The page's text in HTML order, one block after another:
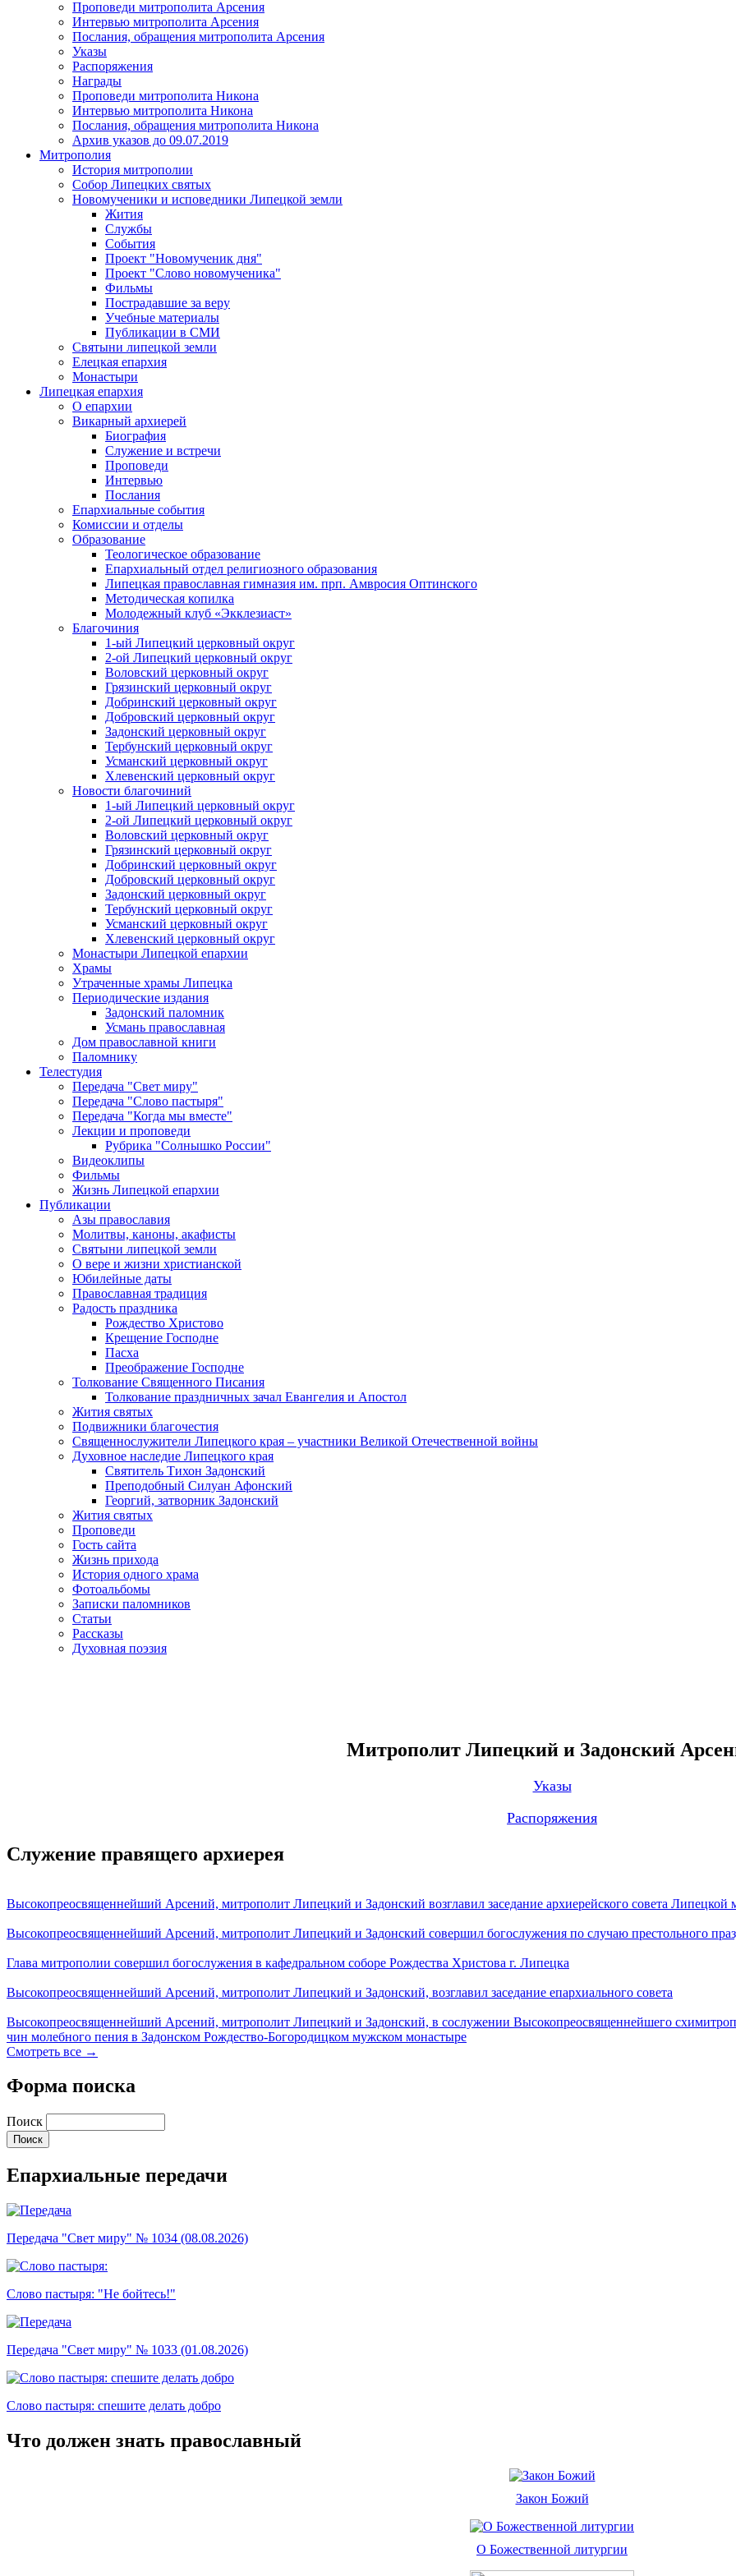
Проповеди митрополита Арсения
Интервью митрополита Арсения
Послания, обращения митрополита Арсения
Указы
Распоряжения
Награды
Проповеди митрополита Никона
Интервью митрополита Никона
Послания, обращения митрополита Никона
Архив указов до 09.07.2019
Митрополия
История митрополии
Собор Липецких святых
Новомученики и исповедники Липецкой земли
Жития
Службы
События
Проект "Новомученик дня"
Проект "Слово новомученика"
Фильмы
Пострадавшие за веру
Учебные материалы
Публикации в СМИ
Святыни липецкой земли
Елецкая епархия
Монастыри
Липецкая епархия
О епархии
Викарный архиерей
Биография
Служение и встречи
Проповеди
Интервью
Послания
Епархиальные события
Комиссии и отделы
Образование
Теологическое образование
Епархиальный отдел религиозного образования
Липецкая православная гимназия им. прп. Амвросия Оптинского
Методическая копилка
Молодежный клуб «Экклезиаст»
Благочиния
1-ый Липецкий церковный округ
2-ой Липецкий церковный округ
Воловский церковный округ
Грязинский церковный округ
Добринский церковный округ
Добровский церковный округ
Задонский церковный округ
Тербунский церковный округ
Усманский церковный округ
Хлевенский церковный округ
Новости благочиний
1-ый Липецкий церковный округ
2-ой Липецкий церковный округ
Воловский церковный округ
Грязинский церковный округ
Добринский церковный округ
Добровский церковный округ
Задонский церковный округ
Тербунский церковный округ
Усманский церковный округ
Хлевенский церковный округ
Монастыри Липецкой епархии
Храмы
Утраченные храмы Липецка
Периодические издания
Задонский паломник
Усмань православная
Дом православной книги
Паломнику
Телестудия
Передача "Свет миру"
Передача "Слово пастыря"
Передача "Когда мы вместе"
Лекции и проповеди
Рубрика "Солнышко России"
Видеоклипы
Фильмы
Жизнь Липецкой епархии
Публикации
Азы православия
Молитвы, каноны, акафисты
Святыни липецкой земли
О вере и жизни христианской
Юбилейные даты
Православная традиция
Радость праздника
Рождество Христово
Крещение Господне
Пасха
Преображение Господне
Толкование Священного Писания
Толкование праздничных зачал Евангелия и Апостол
Жития святых
Подвижники благочестия
Священнослужители Липецкого края – участники Великой Отечественной войны
Духовное наследие Липецкого края
Святитель Тихон Задонский
Преподобный Силуан Афонский
Георгий, затворник Задонский
Жития святых
Проповеди
Гость сайта
Жизнь прихода
История одного храма
Фотоальбомы
Записки паломников
Статьи
Рассказы
Духовная поэзия
Митрополит Липецкий и Задонский
Указы
Распоряжения
Служение правящего архиерея
Высокопреосвященнейший Арсений, митрополит Липецкий и Задонский возглавил заседание архиерейского совета Липецкой
Высокопреосвященнейший Арсений, митрополит Липецкий и Задонский совершил богослужения по случаю престольного
Глава митрополии совершил богослужения в кафедральном соборе Рождества Христова г. Липецка
Высокопреосвященнейший Арсений, митрополит Липецкий и Задонский, возглавил заседание епархиального совета
Высокопреосвященнейший Арсений, митрополит Липецкий и Задонский, в сослужении Высокопреосвященнейшего
чин молебного пения в Задонском Рождество-Богородицком мужском монастыре
Смотреть все →
Форма поиска
Поиск
Епархиальные передачи
Передача "Свет миру" № 1034 (08.08.2026)
Слово пастыря: "Не бойтесь!"
Передача "Свет миру" № 1033 (01.08.2026)
Слово пастыря: спешите делать добро
Что должен знать православный
Закон Божий
О Божественной литургии